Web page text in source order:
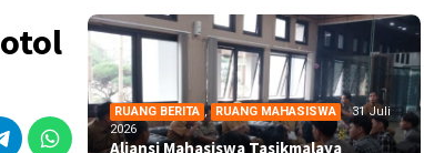
RUANG BERITA , RUANG MAHASISWA
31 Juli
2026
Aliansi Mahasiswa Tasikmalaya